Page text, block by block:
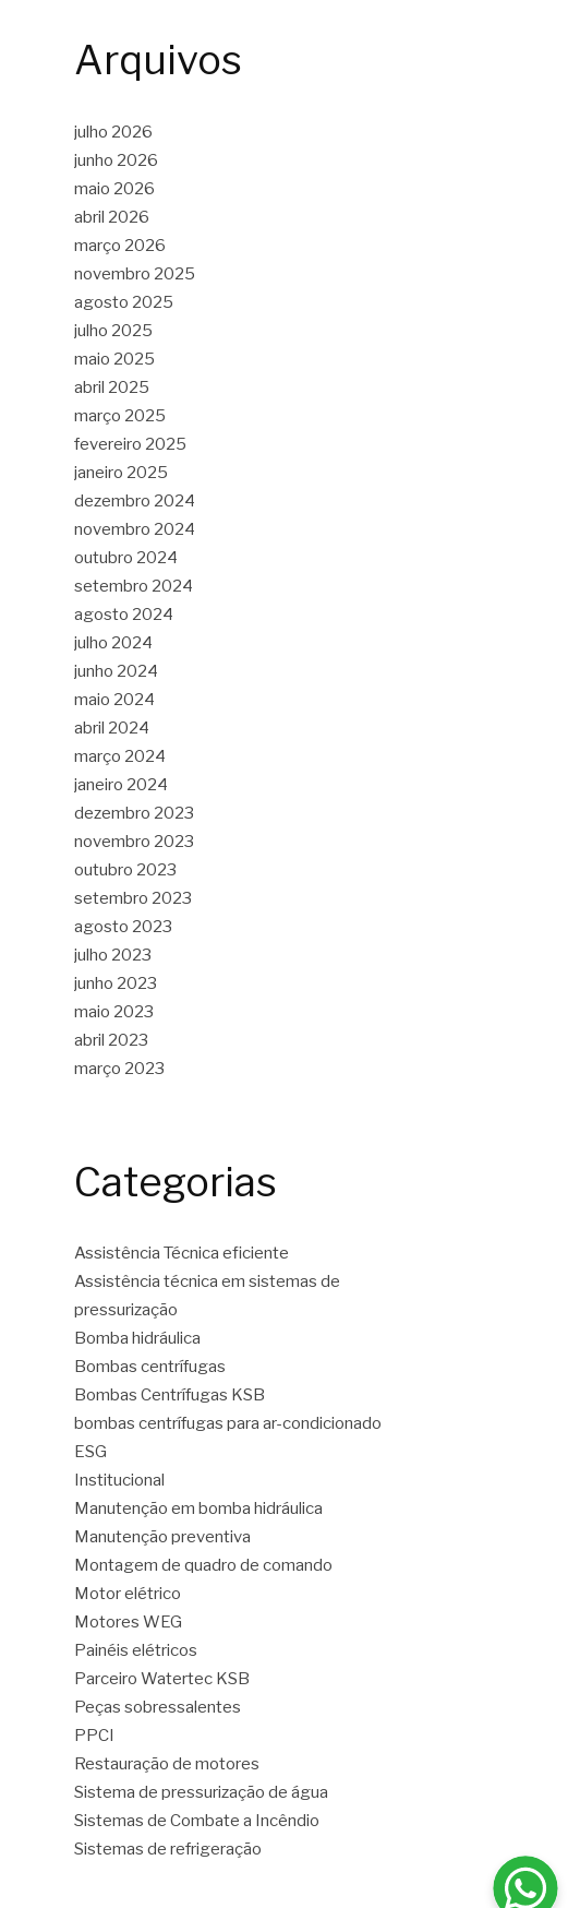
Arquivos
julho 2026
junho 2026
maio 2026
abril 2026
março 2026
novembro 2025
agosto 2025
julho 2025
maio 2025
abril 2025
março 2025
fevereiro 2025
janeiro 2025
dezembro 2024
novembro 2024
outubro 2024
setembro 2024
agosto 2024
julho 2024
junho 2024
maio 2024
abril 2024
março 2024
janeiro 2024
dezembro 2023
novembro 2023
outubro 2023
setembro 2023
agosto 2023
julho 2023
junho 2023
maio 2023
abril 2023
março 2023
Categorias
Assistência Técnica eficiente
Assistência técnica em sistemas de
pressurização
Bomba hidráulica
Bombas centrífugas
Bombas Centrífugas KSB
bombas centrífugas para ar-condicionado
ESG
Institucional
Manutenção em bomba hidráulica
Manutenção preventiva
Montagem de quadro de comando
Motor elétrico
Motores WEG
Painéis elétricos
Parceiro Watertec KSB
Peças sobressalentes
PPCI
Restauração de motores
Sistema de pressurização de água
Sistemas de Combate a Incêndio
Sistemas de refrigeração